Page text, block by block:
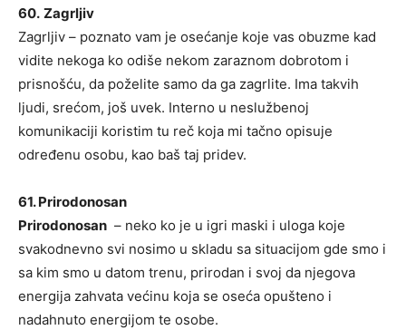
60. Zagrljiv
Zagrljiv – poznato vam je osećanje koje vas obuzme kad
vidite nekoga ko odiše nekom zaraznom dobrotom i
prisnošću, da poželite samo da ga zagrlite. Ima takvih
ljudi, srećom, još uvek. Interno u neslužbenoj
komunikaciji koristim tu reč koja mi tačno opisuje
određenu osobu, kao baš taj pridev.
61. Prirodonosan
Prirodonosan – neko ko je u igri maski i uloga koje
svakodnevno svi nosimo u skladu sa situacijom gde smo i
sa kim smo u datom trenu, prirodan i svoj da njegova
energija zahvata većinu koja se oseća opušteno i
nadahnuto energijom te osobe.